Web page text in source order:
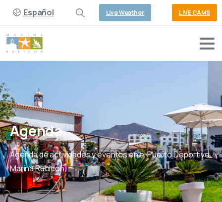
Español Live Weather LIVE CAMS
Agenda
Agenda de actividades y eventos en el Puerto Deportivo
Marina Rubicón.